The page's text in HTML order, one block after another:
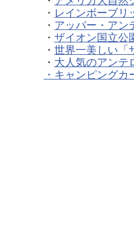
・ レインボーブリ
・ アッパー・アン
・ ザイオン国立公
・ 世界一美しい「
・ 大人気のアンテ
・ キャンピングカ